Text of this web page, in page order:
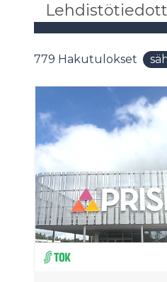
779 Hakutulokset